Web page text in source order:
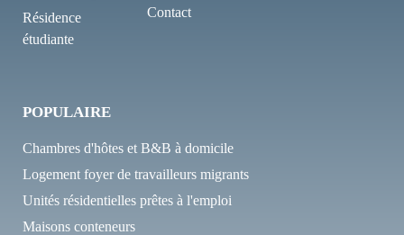
Résidence
étudiante
Contact
POPULAIRE
Chambres d'hôtes et B&B à domicile
Logement foyer de travailleurs migrants
Unités résidentielles prêtes à l'emploi
Maisons conteneurs